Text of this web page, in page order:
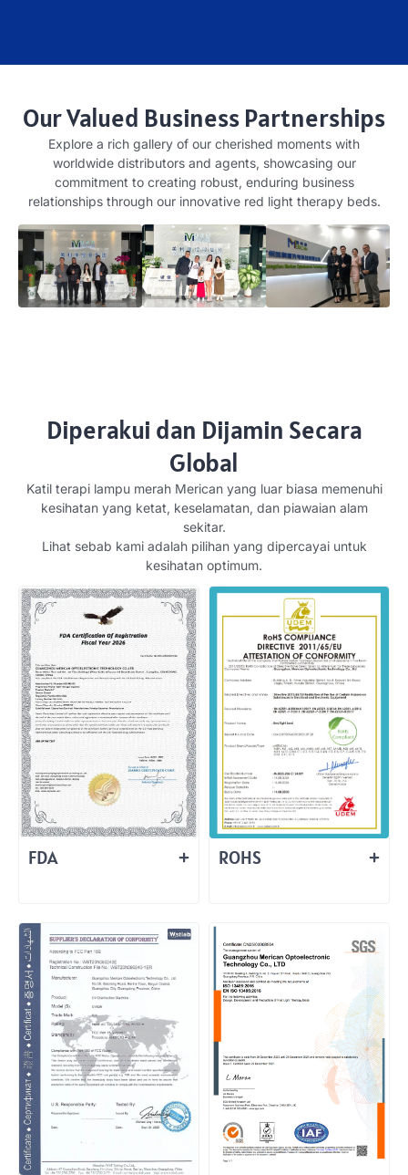
Our Valued Business Partnerships
Explore a rich gallery of our cherished moments with
worldwide distributors and agents, showcasing our
commitment to creating robust, enduring business
relationships through our innovative red light therapy beds.
Diperakui dan Dijamin Secara
Global
Katil terapi lampu merah Merican yang luar biasa memenuhi
kesihatan yang ketat, keselamatan, dan piawaian alam
sekitar.
Lihat sebab kami adalah pilihan yang dipercayai untuk
kesihatan optimum.
FDA ROHS